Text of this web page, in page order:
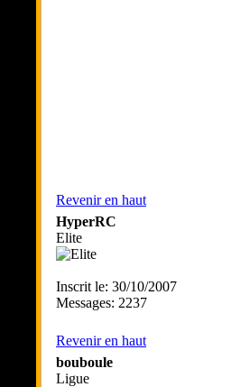
Revenir en haut
HyperRC
Elite
Inscrit le: 30/10/2007
Messages: 2237
Revenir en haut
bouboule
Ligue